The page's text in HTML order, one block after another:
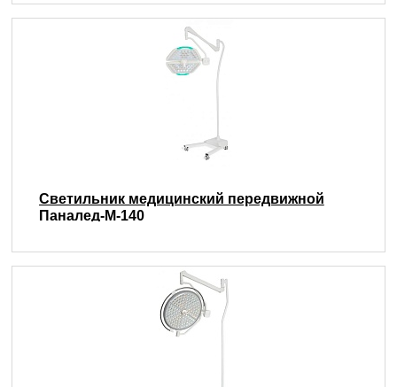
Светильник медицинский передвижной
Паналед-М-140